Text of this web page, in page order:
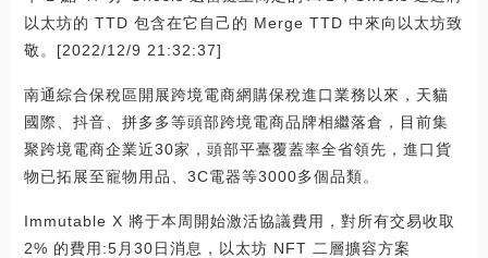
以太坊的 TTD 包含在它自己的 Merge TTD 中來向以太坊致
敬。[2022/12/9 21:32:37]
南通綜合保稅區開展跨境電商網購保稅進口業務以來，天貓
國際、抖音、拼多多等頭部跨境電商品牌相繼落倉，目前集
聚跨境電商企業近30家，頭部平臺覆蓋率全省領先，進口貨
物已拓展至寵物用品、3C電器等3000多個品類。
Immutable X 將于本周開始激活協議費用，對所有交易收取
2% 的費用:5月30日消息，以太坊 NFT 二層擴容方案